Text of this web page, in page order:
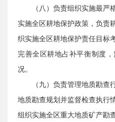
（八）负责组织实施最严
实施全区耕地保护政策，负责
织实施全区耕地保护责任目标
完善全区耕地占补平衡制度
况。
（九）负责管理地质勘查
地质勘查规划并监督检查执行
组织实施全区重大地质矿产勘